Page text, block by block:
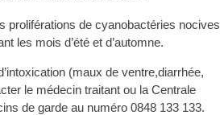
proliférations de cyanobactéries nocives
les mois d’été et d’automne.
(maux de ventre,diarrhée,
le médecin traitant ou la Centrale
de garde au numéro 0848 133 133.